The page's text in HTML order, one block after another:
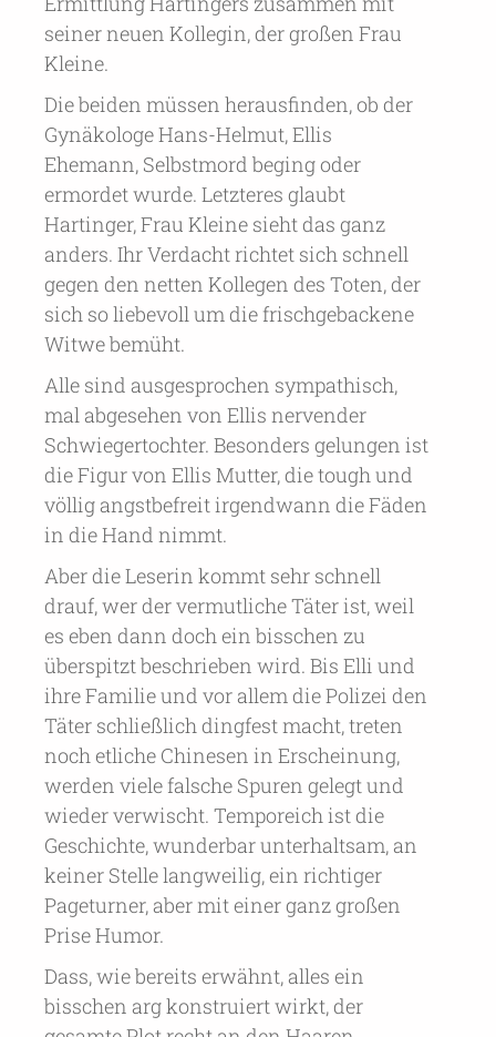
seiner neuen Kollegin, der großen Frau
Kleine.
Die beiden müssen herausfinden, ob der
Gynäkologe Hans-Helmut, Ellis
Ehemann, Selbstmord beging oder
ermordet wurde. Letzteres glaubt
Hartinger, Frau Kleine sieht das ganz
anders. Ihr Verdacht richtet sich schnell
gegen den netten Kollegen des Toten, der
sich so liebevoll um die frischgebackene
Witwe bemüht.
Alle sind ausgesprochen sympathisch,
mal abgesehen von Ellis nervender
Schwiegertochter. Besonders gelungen ist
die Figur von Ellis Mutter, die tough und
völlig angstbefreit irgendwann die Fäden
in die Hand nimmt.
Aber die Leserin kommt sehr schnell
drauf, wer der vermutliche Täter ist, weil
es eben dann doch ein bisschen zu
überspitzt beschrieben wird. Bis Elli und
ihre Familie und vor allem die Polizei den
Täter schließlich dingfest macht, treten
noch etliche Chinesen in Erscheinung,
werden viele falsche Spuren gelegt und
wieder verwischt. Temporeich ist die
Geschichte, wunderbar unterhaltsam, an
keiner Stelle langweilig, ein richtiger
Pageturner, aber mit einer ganz großen
Prise Humor.
Dass, wie bereits erwähnt, alles ein
bisschen arg konstruiert wirkt, der